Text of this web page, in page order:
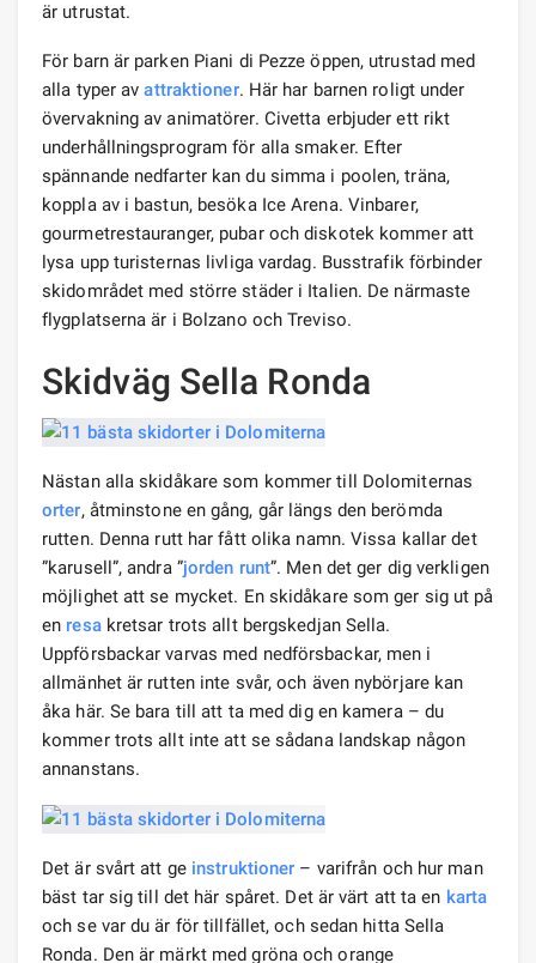
är utrustat.
För barn är parken Piani di Pezze öppen, utrustad med
alla typer avattraktioner. Här har barnen roligt under
övervakning av animatörer. Civetta erbjuder ett rikt
underhållningsprogram för alla smaker. Efter
spännande nedfarter kan du simma i poolen, träna,
koppla av i bastun, besöka Ice Arena. Vinbarer,
gourmetrestauranger, pubar och diskotek kommer att
lysa upp turisternas livliga vardag. Busstrafik förbinder
skidområdet med större städer i Italien. De närmaste
flygplatserna är i Bolzano och Treviso.
Skidväg Sella Ronda
Nästan alla skidåkare som kommer till Dolomiternas
orter, åtminstone en gång, går längs den berömda
rutten. Denna rutt har fått olika namn. Vissa kallar det
”karusell”, andra ”jorden runt”. Men det ger dig verkligen
möjlighet att se mycket. En skidåkare som ger sig ut på
en resakretsar trots allt bergskedjan Sella.
Uppförsbackar varvas med nedförsbackar, men i
allmänhet är rutten inte svår, och även nybörjare kan
åka här. Se bara till att ta med dig en kamera – du
kommer trots allt inte att se sådana landskap någon
annanstans.
Det är svårt att ge instruktioner – varifrån och hur man
bäst tar sig till det här spåret. Det är värt att ta en karta
och se var du är för tillfället, och sedan hitta Sella
Ronda. Den är märkt med gröna och orange